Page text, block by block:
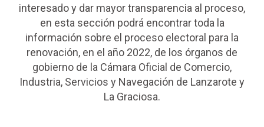
interesado y dar mayor transparencia al proceso,
en esta sección podrá encontrar toda la
información sobre el proceso electoral para la
renovación, en el año 2022, de los órganos de
gobierno de la Cámara Oficial de Comercio,
Industria, Servicios y Navegación de Lanzarote y
La Graciosa.